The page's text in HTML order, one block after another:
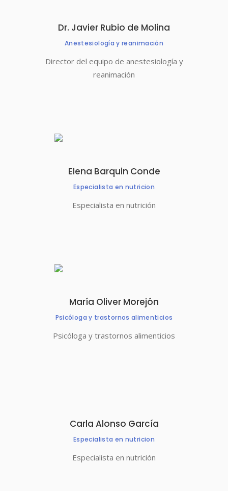
Dr. Javier Rubio de Molina
Anestesiología y reanimación
Director del equipo de anestesiología y
reanimación
Elena Barquin Conde
Especialista en nutricion
Especialista en nutrición
María Oliver Morejón
Psicóloga y trastornos alimenticios
Psicóloga y trastornos alimenticios
Carla Alonso García
Especialista en nutricion
Especialista en nutrición